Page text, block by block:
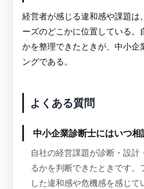
経営者が感じる違和感や課題は
ーズのどこかに位置している。
かを整理できたときが、中小企
ングである。
よくある質問
中小企業診断士にはいつ
自社の経営課題が診断・設
るかを判断できたときです。
した違和感や危機感を感じ